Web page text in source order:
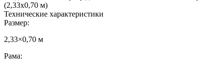
(2,33х0,70 м)
Технические характеристики
Размер:
2,33×0,70 м
Рама: